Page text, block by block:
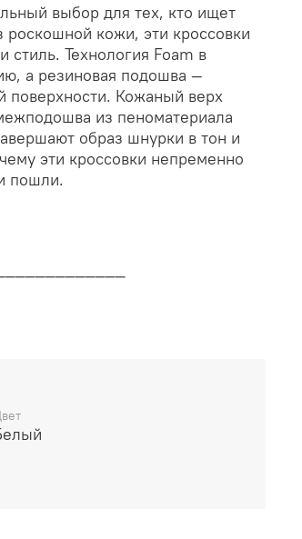
выбор для тех, кто ищет
роскошной кожи, эти кроссовки
Технология Foam в
а резиновая подошва —
поверхности. Кожаный верх
из пеноматериала
образ шнурки в тон и
эти кроссовки непременно
пошли.